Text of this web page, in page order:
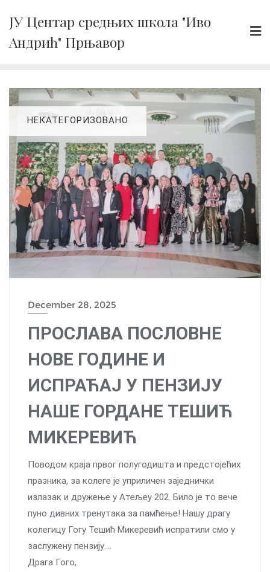
content
ЈУ Центар средњих школа "Иво
Андрић" Прњавор
НЕКАТЕГОРИЗОВАНО
December 28, 2025
ПРОСЛАВА ПОСЛОВНЕ
НОВЕ ГОДИНЕ И
ИСПРАЋАЈ У ПЕНЗИЈУ
НАШЕ ГОРДАНЕ ТЕШИЋ
МИКЕРЕВИЋ
Поводом краја првог полугодишта и предстојећих
празника, за колеге је уприличен заједнички
излазак и дружење у Атељеу 202. Било је то вече
пуно дивних тренутака за памћење! Нашу драгу
колегицу Гогу Тешић Микеревић испратили смо у
заслужену пензију….
Драга Гого,